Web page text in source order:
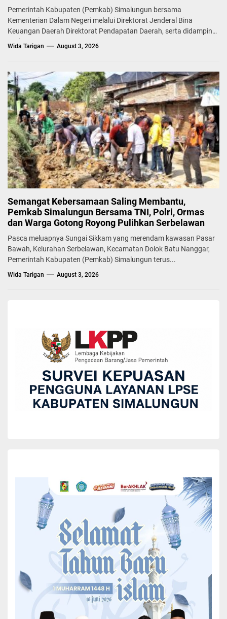
Pemerintah Kabupaten (Pemkab) Simalungun bersama
Kementerian Dalam Negeri melalui Direktorat Jenderal Bina
Keuangan Daerah Direktorat Pendapatan Daerah, serta didampingi
Badan...
Wida Tarigan August 3, 2026
Semangat Kebersamaan Saling Membantu,
Pemkab Simalungun Bersama TNI, Polri, Ormas
dan Warga Gotong Royong Pulihkan Serbelawan
Pasca meluapnya Sungai Sikkam yang merendam kawasan Pasar
Bawah, Kelurahan Serbelawan, Kecamatan Dolok Batu Nanggar,
Pemerintah Kabupaten (Pemkab) Simalungun terus...
Wida Tarigan August 3, 2026
Buka Rapat Kadin, Bupati Simalungun
Harapkan Kadin Dapat Ciptakan Peluang
Usaha Baru
Yuni Rafidhah August 8, 2024
Dalam sambutannya, Bupati Radiapoh mengajak seluruh
stakeholder untuk menyatukan tekad demi meningkatkan gairah
dunia usaha agar ekonomi masyarakat meningkat.
“Kita berharap melalui rapat pimpinan ini berdampak terhadap
pembangunan sumber daya manusia dan pengusaha lokal.
Sehingga berdampak pada peningkatan perekonomian
masyarakat,”ujar Bupati.
Buka Rapat Kadin, Bupati Simalungun Harapkan Kadin
Dapat Ciptakan Peluang Usaha Baru